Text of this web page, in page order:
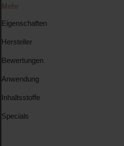
Mehr
Eigenschaften
Hersteller
Bewertungen
Anwendung
Inhaltsstoffe
Specials